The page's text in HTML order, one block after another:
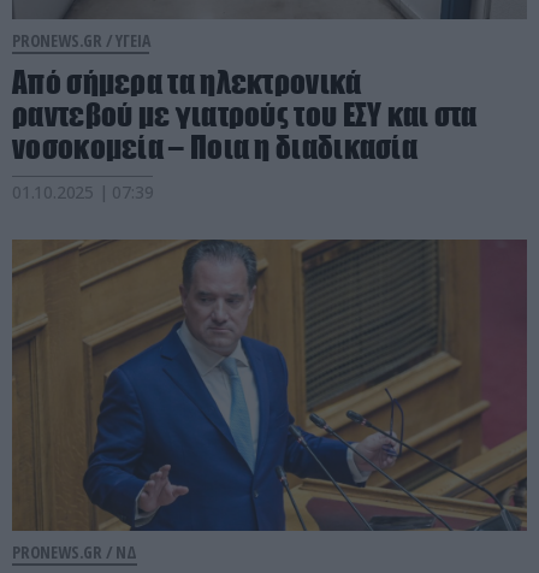
PRONEWS.GR /ΥΓΕΙΑ
Από σήμερα τα ηλεκτρονικά
ραντεβού με γιατρούς του ΕΣΥ και στα
νοσοκομεία – Ποια η διαδικασία
01.10.2025 | 07:39
PRONEWS.GR / ΝΔ